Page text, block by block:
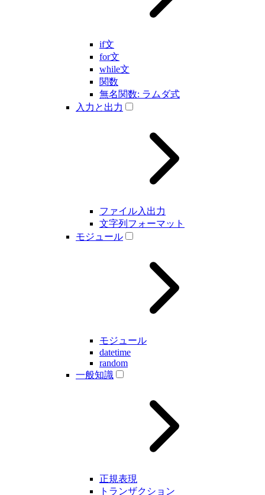
if文
for文
while文
関数
無名関数: ラムダ式
入力と出力
ファイル入出力
文字列フォーマット
モジュール
モジュール
datetime
random
一般知識
正規表現
トランザクション